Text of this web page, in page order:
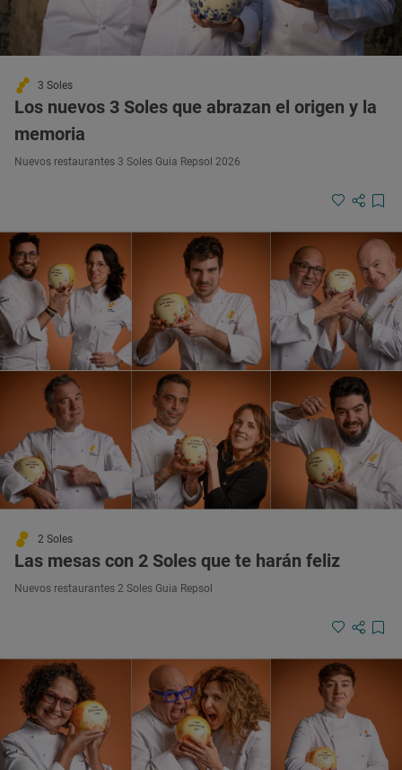
3 Soles
Los nuevos 3 Soles que abrazan el origen y la
memoria
Nuevos restaurantes 3 Soles Guia Repsol 2026
2 Soles
Las mesas con 2 Soles que te harán feliz
Nuevos restaurantes 2 Soles Guia Repsol